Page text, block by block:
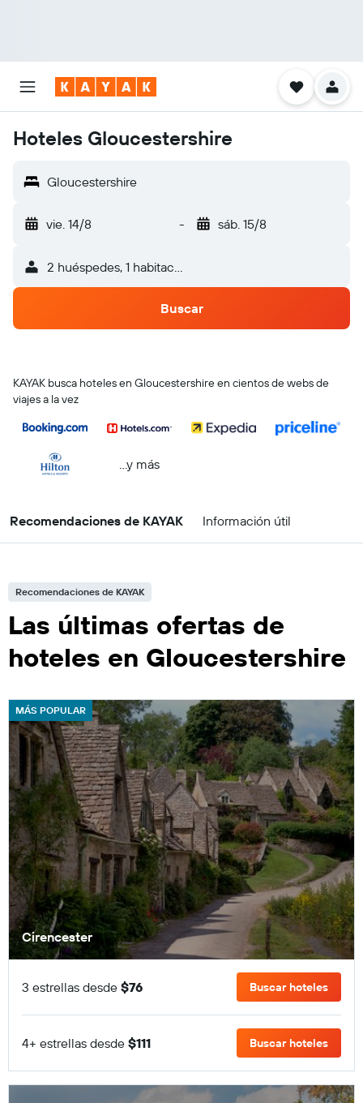
Hoteles Gloucestershire
Gloucestershire
vie. 14/8 - sáb. 15/8
2 huéspedes, 1 habitación
Buscar
KAYAK busca hoteles en Gloucestershire en cientos de webs de
viajes a la vez
...y más
Recomendaciones de KAYAK Información útil
Recomendaciones de KAYAK
Las últimas ofertas de
hoteles en Gloucestershire
MÁS POPULAR
Cirencester
3 estrellas desde $76 Buscar hoteles
4+ estrellas desde $111 Buscar hoteles